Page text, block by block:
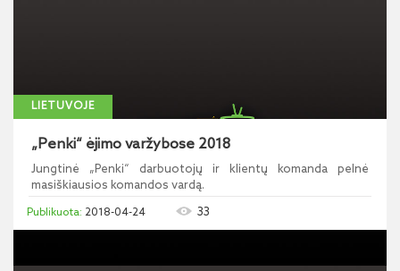
LIETUVOJE
„Penki“ ėjimo varžybose 2018
Jungtinė „Penki“ darbuotojų ir klientų komanda pelnė
masiškiausios komandos vardą.
2018-04-24 33